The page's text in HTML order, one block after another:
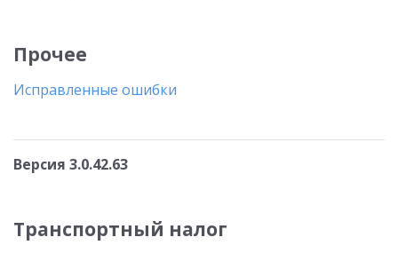
Прочее
Исправленные ошибки
Версия 3.0.42.63
Транспортный налог